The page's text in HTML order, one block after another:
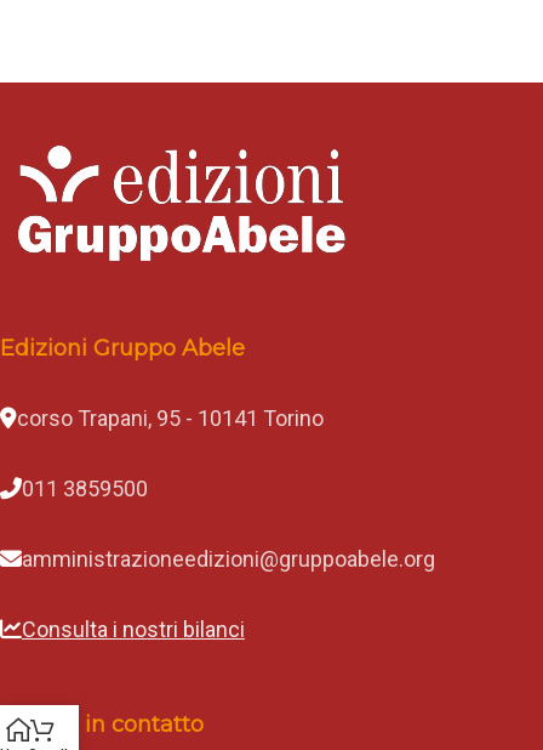
Edizioni Gruppo Abele
corso Trapani, 95 - 10141 Torino
011 3859500
amministrazioneedizioni@gruppoabele.org
Consulta i nostri bilanci
Rimani in contatto